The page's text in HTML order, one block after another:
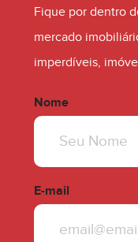
A ENTREGA DAS
PELO IGP-M DA
POUPANÇA (+
-------------
OBSERVAÇÕES:
A
Fique por dentro
mercado
imperdíveis,
Nome
E-mail